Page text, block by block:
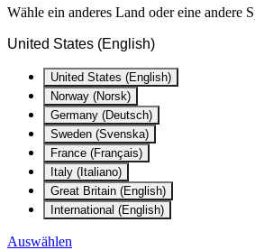
Wähle ein anderes Land oder eine andere
United States (English)
United States (English)
Norway (Norsk)
Germany (Deutsch)
Sweden (Svenska)
France (Français)
Italy (Italiano)
Great Britain (English)
International (English)
Auswählen